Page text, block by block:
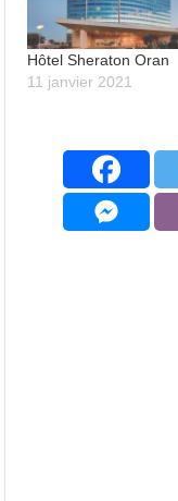
Hôtel Sheraton Oran
11 janvier 2021